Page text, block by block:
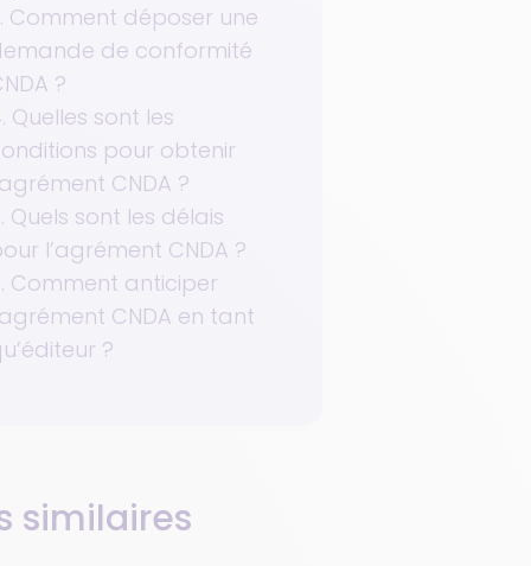
Comment déposer une
de conformité
?
Quelles sont les
pour obtenir
CNDA ?
Quels sont les délais
l’agrément CNDA ?
Comment anticiper
CNDA en tant
?
similaires